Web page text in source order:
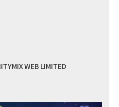
WEB LIMITED